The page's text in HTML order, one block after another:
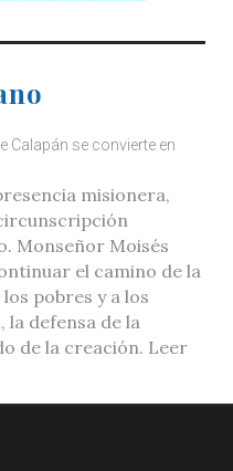
Calapán se convierte en
misionera,
Monseñor Moisés
el camino de la
pobres y a los
la defensa de la
de la creación. Leer